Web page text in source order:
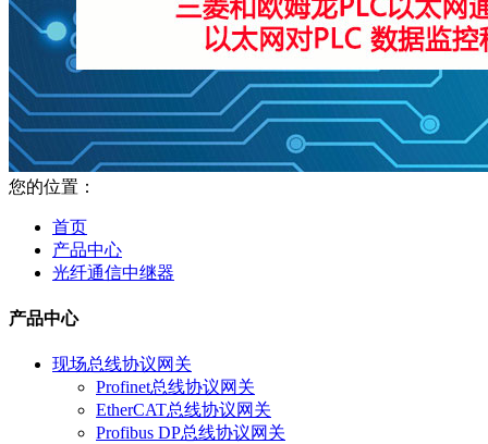
您的位置：
首页
产品中心
光纤通信中继器
产品中心
现场总线协议网关
Profinet总线协议网关
EtherCAT总线协议网关
Profibus DP总线协议网关